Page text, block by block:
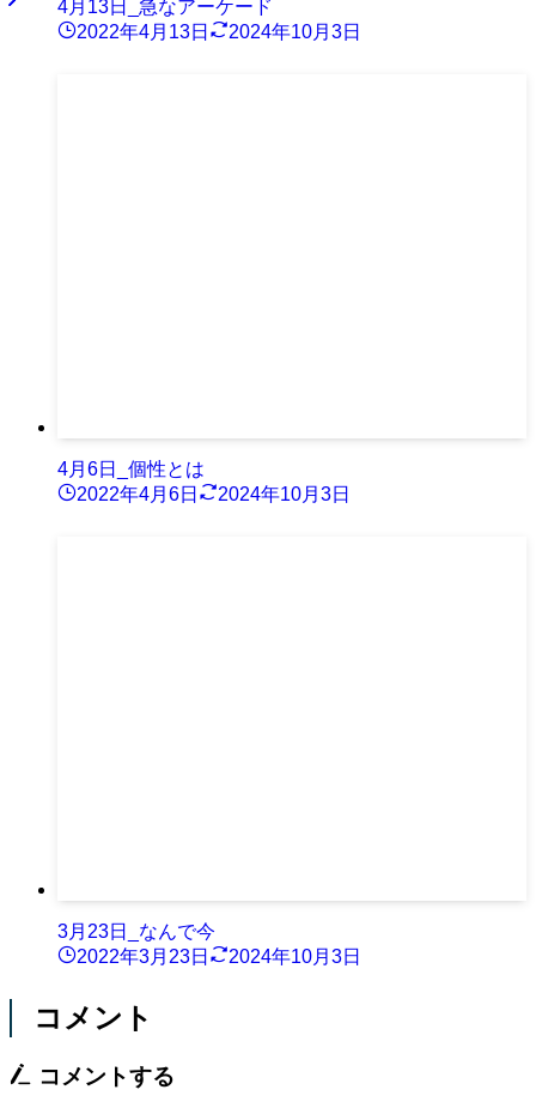
4月13日_急なアーケード
2022年4月13日
2024年10月3日
4月6日_個性とは
2022年4月6日
2024年10月3日
3月23日_なんで今
2022年3月23日
2024年10月3日
コメント
コメントする